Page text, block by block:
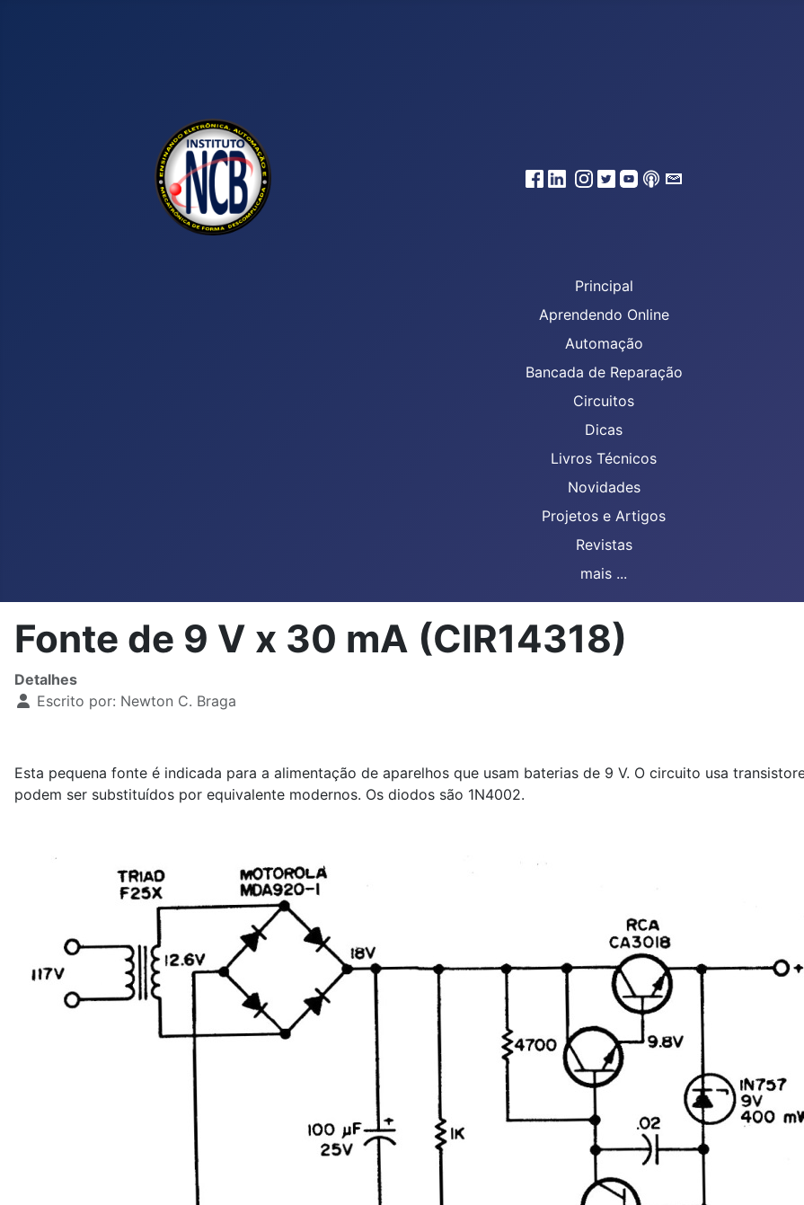
Principal
Aprendendo Online
Automação
Bancada de Reparação
Circuitos
Dicas
Livros Técnicos
Novidades
Projetos e Artigos
Revistas
mais ...
Fonte de 9 V x 30 mA (CIR14318)
Detalhes
Escrito por: Newton C. Braga
Esta pequena fonte é indicada para a alimentação de aparelhos que usam baterias de 9 V. O circuito usa
podem ser substituídos por equivalente modernos. Os diodos são 1N4002.